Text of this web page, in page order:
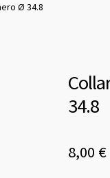
Ø 34.8
34.8
8,00 €